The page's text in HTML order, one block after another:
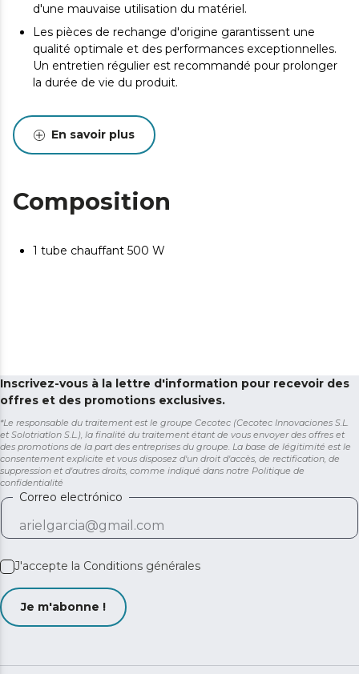
d'une mauvaise utilisation du matériel.
Les pièces de rechange d'origine garantissent une
qualité optimale et des performances exceptionnelles.
Un entretien régulier est recommandé pour prolonger
la durée de vie du produit.
En savoir plus
Composition
1 tube chauffant 500 W
Inscrivez-vous à la lettre d'information pour recevoir des
offres et des promotions exclusives.
*Le responsable du traitement est le groupe Cecotec (Cecotec Innovaciones S.L.
et Solotriatlon S.L.), la finalité du traitement étant de vous envoyer des offres et
des promotions de la part des entreprises du groupe. La base de légitimité est le
consentement explicite et vous disposez d'un droit d'accès, de rectification, de
suppression et d'autres droits, comme indiqué dans notre Politique de
confidentialité
Correo electrónico
J'accepte la Conditions générales
Je m'abonne !